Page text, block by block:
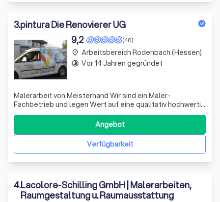
3.pintura Die Renovierer UG
(40)
9,2
Malerarbeit von Meisterhand Wir sind ein Maler-
Fachbetrieb und legen Wert auf eine qualitativ hochwertig
ausgeführte Arbeit. Herr Jörg Wolny steht Ihnen als
technischer Betriebsleiter und Malermeister mit mehr als
30 Jahren Berufserfahrung für alle Fragen rund um
Renovierung, Sanierung, Dämmun
Verfügbarkeit
Angebot
place Arbeitsbereich Rodenbach (Hessen)
timelapse Vor 14 Jahren gegründet
4.Lacolore-Schilling GmbH | Malerarbeiten,
Raumgestaltung u. Raumausstattung